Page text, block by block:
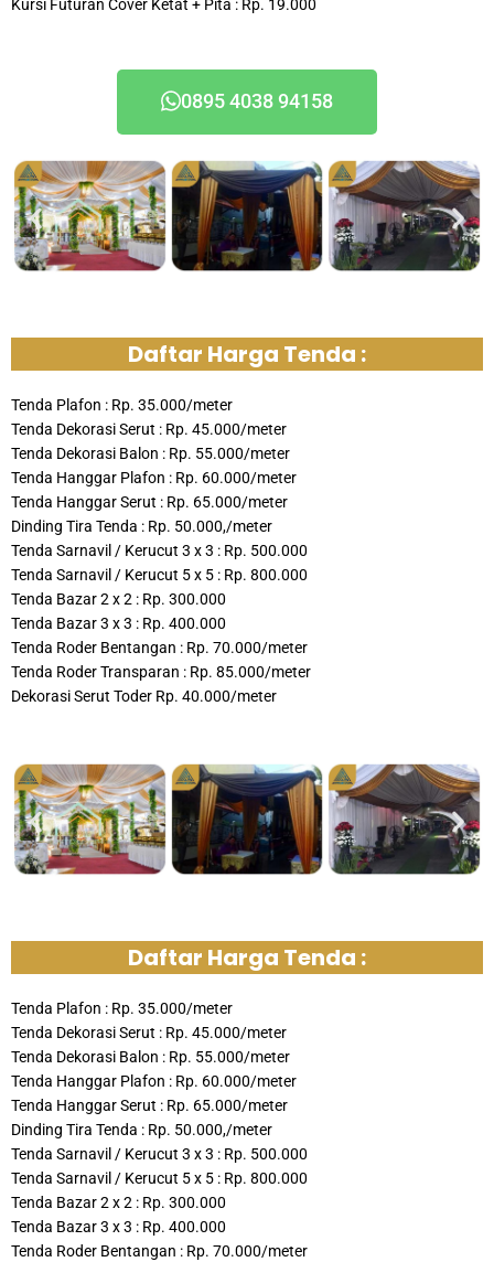
Kursi Futuran Cover Ketat + Pita : Rp. 19.000
0895 4038 94158
Daftar Harga Tenda :
Tenda Plafon : Rp. 35.000/meter
Tenda Dekorasi Serut : Rp. 45.000/meter
Tenda Dekorasi Balon : Rp. 55.000/meter
Tenda Hanggar Plafon : Rp. 60.000/meter
Tenda Hanggar Serut : Rp. 65.000/meter
Dinding Tira Tenda : Rp. 50.000,/meter
Tenda Sarnavil / Kerucut 3 x 3 : Rp. 500.000
Tenda Sarnavil / Kerucut 5 x 5 : Rp. 800.000
Tenda Bazar 2 x 2 : Rp. 300.000
Tenda Bazar 3 x 3 : Rp. 400.000
Tenda Roder Bentangan : Rp. 70.000/meter
Tenda Roder Transparan : Rp. 85.000/meter
Dekorasi Serut Toder Rp. 40.000/meter
Daftar Harga Tenda :
Tenda Plafon : Rp. 35.000/meter
Tenda Dekorasi Serut : Rp. 45.000/meter
Tenda Dekorasi Balon : Rp. 55.000/meter
Tenda Hanggar Plafon : Rp. 60.000/meter
Tenda Hanggar Serut : Rp. 65.000/meter
Dinding Tira Tenda : Rp. 50.000,/meter
Tenda Sarnavil / Kerucut 3 x 3 : Rp. 500.000
Tenda Sarnavil / Kerucut 5 x 5 : Rp. 800.000
Tenda Bazar 2 x 2 : Rp. 300.000
Tenda Bazar 3 x 3 : Rp. 400.000
Tenda Roder Bentangan : Rp. 70.000/meter